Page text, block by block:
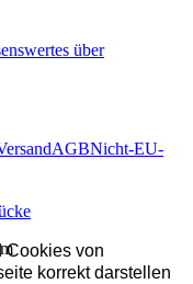
über
AGBNicht-EU-
Cookies von
korrekt darstellen